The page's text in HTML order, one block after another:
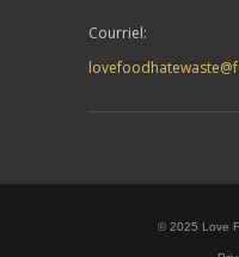
Courriel:
© 2025 Love